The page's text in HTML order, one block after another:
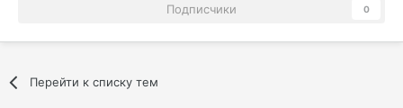
Подписчики 0
Перейти к списку тем